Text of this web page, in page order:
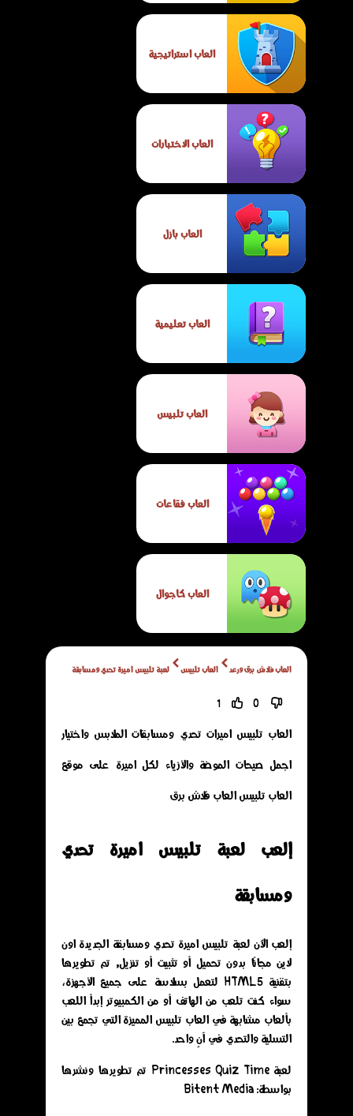
العاب استراتيجية
العاب الاختبارات
العاب بازل
العاب تعليمية
العاب تلبيس
العاب فقاعات
العاب كاجوال
العاب فلاش برق ورعد العاب تلبيس لعبة تلبيس اميرة تحدي ومسابقة
0
1
العاب تلبيس اميرات تحدي ومسابقات الملابس واختيار
اجمل صيحات الموضة والأزياء لكل اميرة على موقع
العاب تلبيس العاب فلاش برق
إلعب لعبة تلبيس اميرة تحدي
ومسابقة
إلعب الآن لعبة تلبيس اميرة تحدي ومسابقة الجديدة اون
لاين مجانًا بدون تحميل أو تثبيت أو تنزيل, تم تطويرها
بتقنية HTML5 لتعمل بسلاسة على جميع الأجهزة،
سواء كنت تلعب من الهاتف أو من الكمبيوتر إبدأ اللعب
بألعاب مشابهة في العاب تلبيس المميزة التي تجمع بين
التسلية والتحدي في آنٍ واحد.
لعبة Princesses Quiz Time تم تطويرها ونشرها
بواسطة: Bitent Media